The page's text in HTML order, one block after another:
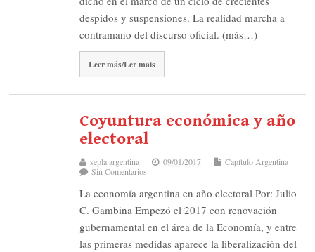
despidos y suspensiones. La realidad marcha a
contramano del discurso oficial. (más…)
Leer más/Ler mais
Coyuntura económica y año
electoral
sepla argentina 09/01/2017
Capítulo Argentina
Sin Comentarios
La economía argentina en año electoral Por: Julio
C. Gambina Empezó el 2017 con renovación
gubernamental en el área de la Economía, y entre
las primeras medidas aparece la liberalización del